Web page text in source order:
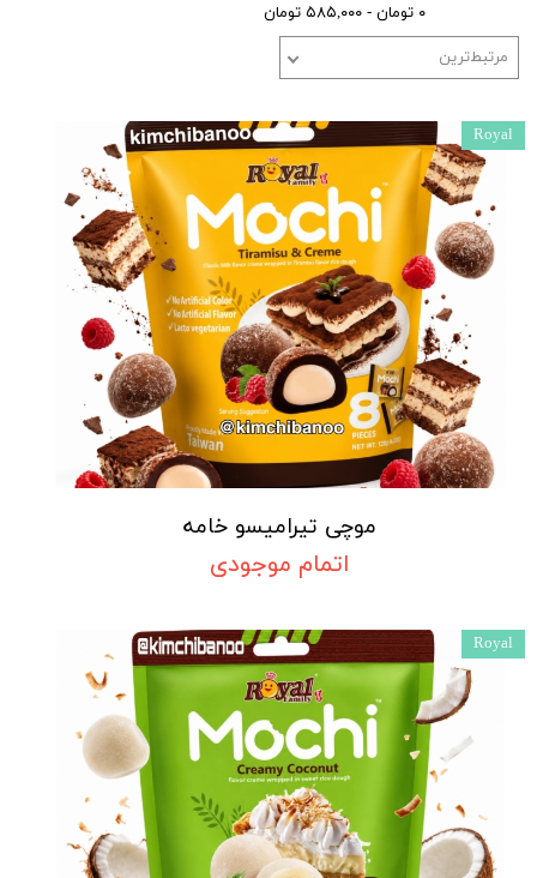
۰ تومان - ۵۸۵,۰۰۰ تومان
مرتبط‌ترین
موچی تیرامیسو خامه
اتمام موجودی
Royal
Royal